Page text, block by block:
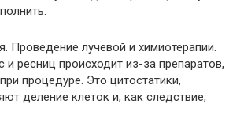
Проведение лучевой и химиотерапии.
ресниц происходит из-за препаратов,
процедуре. Это цитостатики,
деление клеток и, как следствие,